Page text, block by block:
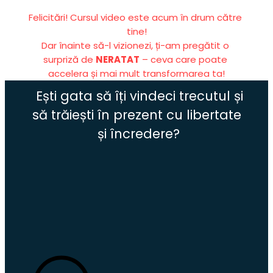
Felicitări! Cursul video este acum în drum către
tine!
Dar înainte să-l vizionezi, ți-am pregătit o
surpriză de NERATAT – ceva care poate
accelera și mai mult transformarea ta!
să trăiești în prezent cu libertate
și încredere?